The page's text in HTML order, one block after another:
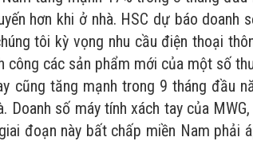
hơn khi ở nhà. HSC dự báo
tôi kỳ vọng nhu cầu điện thoại
công các sản phẩm mới của một số
cũng tăng mạnh trong 9 tháng đầu
Doanh số máy tính xách tay của
đoạn này bất chấp miền Nam phải